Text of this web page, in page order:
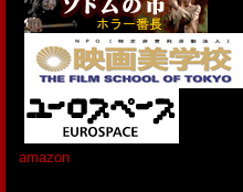
amazon